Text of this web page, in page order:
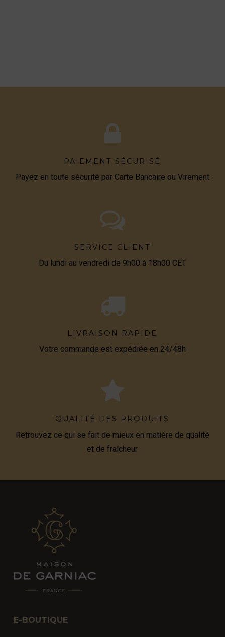
PAIEMENT SÉCURISÉ
Payez en toute sécurité par Carte Bancaire ou Virement
SERVICE CLIENT
Du lundi au vendredi de 9h00 à 18h00 CET
LIVRAISON RAPIDE
Votre commande est expédiée en 24/48h
QUALITÉ DES PRODUITS
Retrouvez ce qui se fait de mieux en matière de qualité
et de fraîcheur
E-BOUTIQUE